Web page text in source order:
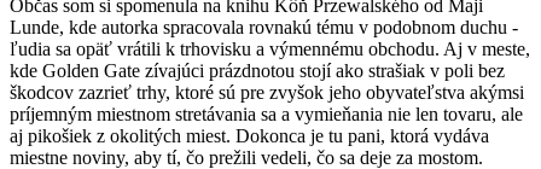
Občas som si spomenula na knihu Kôň Przewalského od Maji
Lunde, kde autorka spracovala rovnakú tému v podobnom duchu -
ľudia sa opäť vrátili k trhovisku a výmennému obchodu. Aj v meste,
kde Golden Gate zívajúci prázdnotou stojí ako strašiak v poli bez
škodcov zazrieť trhy, ktoré sú pre zvyšok jeho obyvateľstva akýmsi
príjemným miestnom stretávania sa a vymieňania nie len tovaru, ale
aj pikošiek z okolitých miest. Dokonca je tu pani, ktorá vydáva
miestne noviny, aby tí, čo prežili vedeli, čo sa deje za mostom.